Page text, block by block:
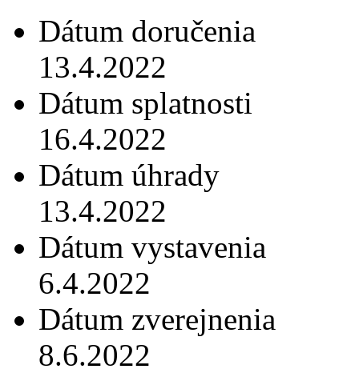
Dátum doručenia
13.4.2022
Dátum splatnosti
16.4.2022
Dátum úhrady
13.4.2022
Dátum vystavenia
6.4.2022
Dátum zverejnenia
8.6.2022